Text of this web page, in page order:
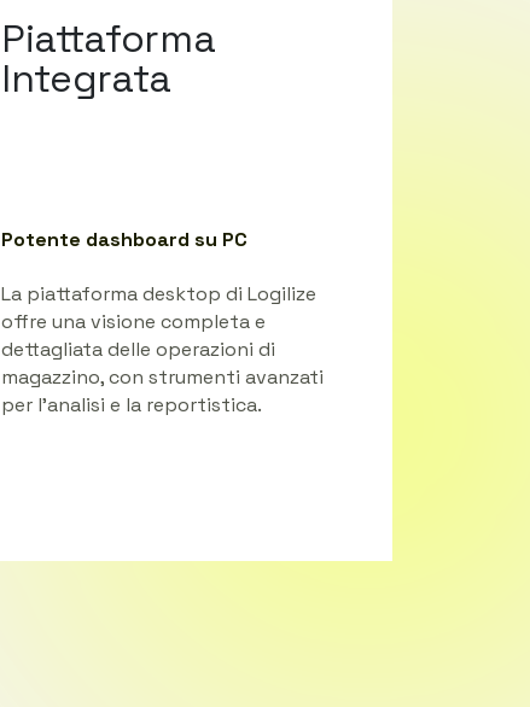
Piattaforma
Integrata
Potente dashboard su PC
La piattaforma desktop di Logilize
offre una visione completa e
dettagliata delle operazioni di
magazzino, con strumenti avanzati
per l'analisi e la reportistica.